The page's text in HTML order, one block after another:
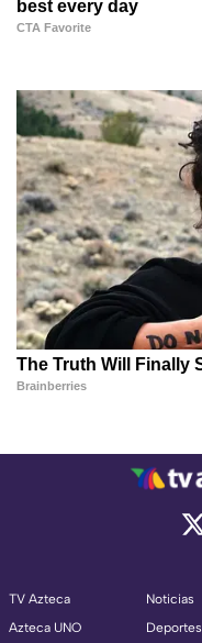
TV Azteca
Azteca UNO
Noticias
Deportes